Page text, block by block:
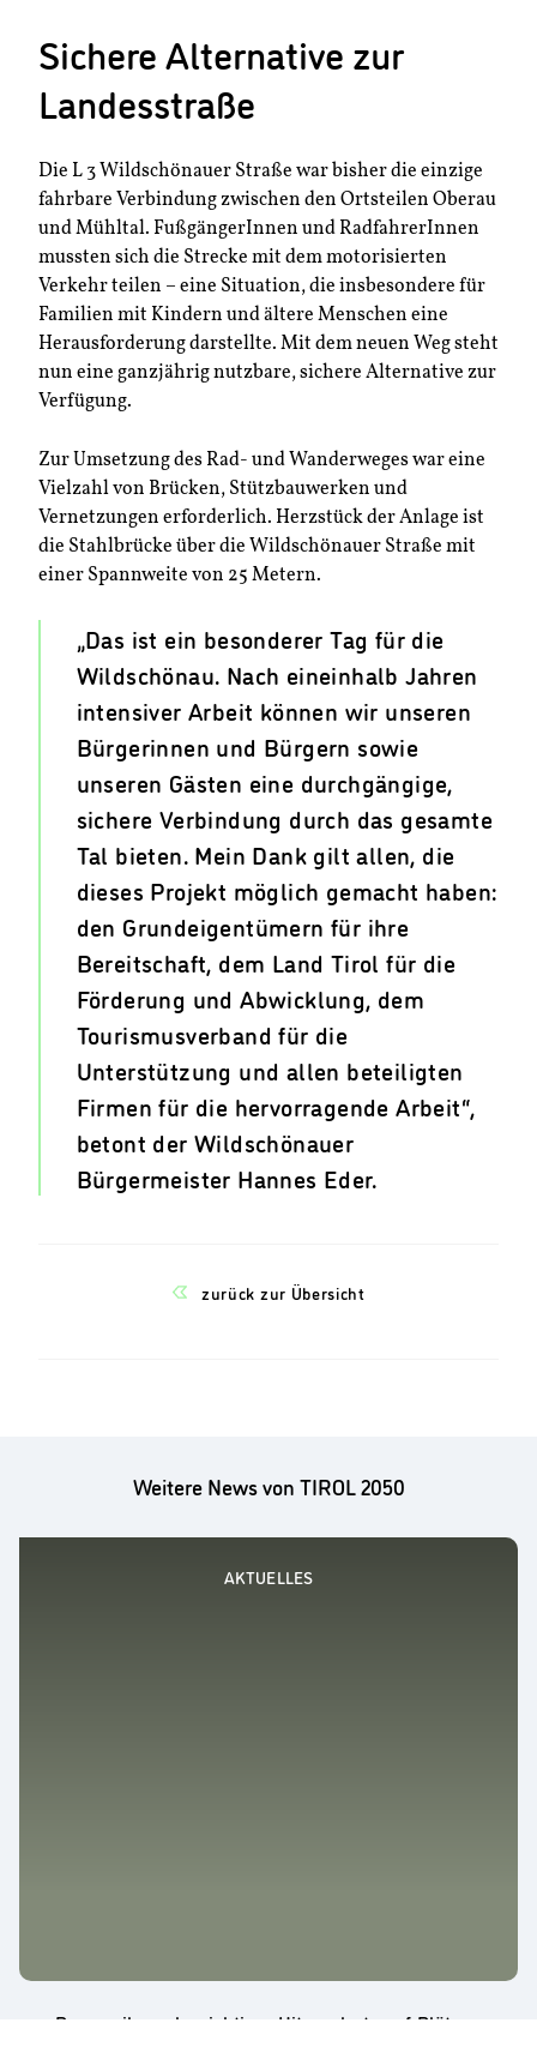
Sichere Alternative zur
Landesstraße
Die L 3 Wildschönauer Straße war bisher die einzige
fahrbare Verbindung zwischen den Ortsteilen Oberau
und Mühltal. FußgängerInnen und RadfahrerInnen
mussten sich die Strecke mit dem motorisierten
Verkehr teilen – eine Situation, die insbesondere für
Familien mit Kindern und ältere Menschen eine
Herausforderung darstellte. Mit dem neuen Weg steht
nun eine ganzjährig nutzbare, sichere Alternative zur
Verfügung.
Zur Umsetzung des Rad- und Wanderweges war eine
Vielzahl von Brücken, Stützbauwerken und
Vernetzungen erforderlich. Herzstück der Anlage ist
die Stahlbrücke über die Wildschönauer Straße mit
einer Spannweite von 25 Metern.
„Das ist ein besonderer Tag für die
Wildschönau. Nach eineinhalb Jahren
intensiver Arbeit können wir unseren
Bürgerinnen und Bürgern sowie
unseren Gästen eine durchgängige,
sichere Verbindung durch das gesamte
Tal bieten. Mein Dank gilt allen, die
dieses Projekt möglich gemacht haben:
den Grundeigentümern für ihre
Bereitschaft, dem Land Tirol für die
Förderung und Abwicklung, dem
Tourismusverband für die
Unterstützung und allen beteiligten
Firmen für die hervorragende Arbeit“,
betont der Wildschönauer
Bürgermeister Hannes Eder.
zurück zur Übersicht
Weitere News von TIROL 2050
AKTUELLES
Baumreihen als wichtiger Hitzeschutz auf Plätzen